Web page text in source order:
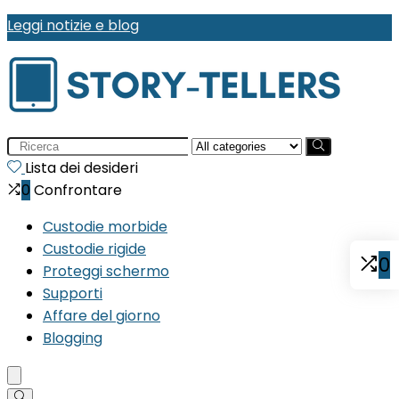
Leggi notizie e blog
Search
for:Lista dei desideri
0 Confrontare
Custodie morbide
Custodie rigide
Proteggi schermo
Supporti
Affare del giorno
Blogging
0